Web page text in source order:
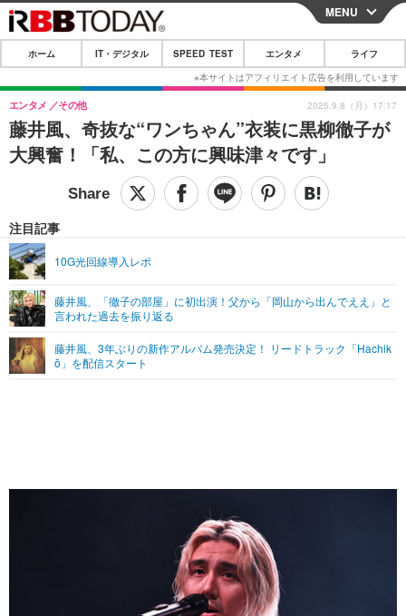
CLOSE
ホーム
IT・デジタル
IT・デジタルTOP スマートフォン
ガジェット・ツール
ショッピング その他
SPEED TEST
エンタメTOP 映画・ドラマ
グラビア
ショッピング その他
ライフTOP
その他
リリース一覧
プッシュ通知の停止方法
MENU
ホーム IT・デジタル SPEED TEST エンタメ ライフ
藤井風、奇抜な“ワンちゃん”衣装に黒柳徹子が
大興奮！「私、この方に興味津々です」
エンタメ その他
注目記事
10G光回線導入レポ
藤井風、「徹子の部屋」に初出演！父から「岡山から出んでええ」と
言われた過去を振り返る
藤井風、3年ぶりの新作アルバム発売決定！ リードトラック「Hachik
ō」を配信スタート
2025.9.8（月）17:17